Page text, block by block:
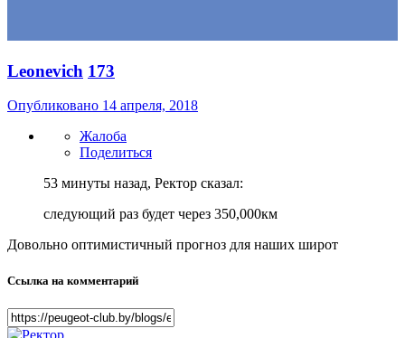
Leonevich 173
Опубликовано 14 апреля, 2018
Жалоба
Поделиться
53 минуты назад, Ректор сказал:
следующий раз будет через 350,000км
Довольно оптимистичный прогноз для наших широт
Ссылка на комментарий